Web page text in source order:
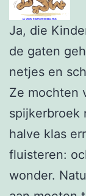
Ja, die
de gaten
netjes en
Ze mochten
spijkerbroek
halve klas
fluisteren:
wonder.